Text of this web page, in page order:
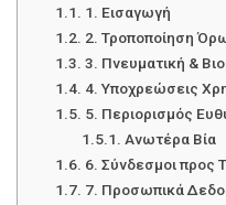
1. Εισαγωγή
2. Τροποποίηση
3. Πνευματική &
4. Υποχρεώσεις
5. Περιορισμός
Ανωτέρα Βία
6. Σύνδεσμοι προς
7. Προσωπικά